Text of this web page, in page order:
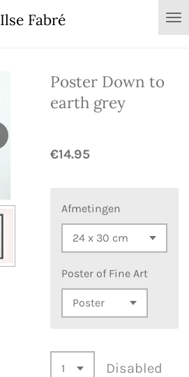
Ilse Fabré
Poster Down to
earth grey
€14.95
Afmetingen
Poster of Fine Art
Disabled